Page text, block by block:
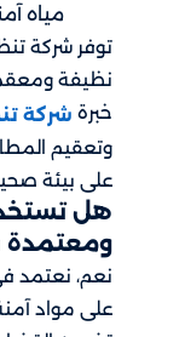
مياه
توفر شركة
نظيفة
خبرة شركة
وتعقيم
على بيئة
هل
ومعتمدة
نعم، نعتمد
على مواد